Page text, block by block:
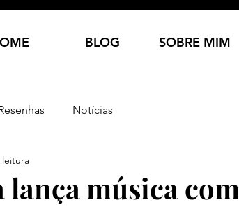
BLOG SOBRE MIM
Notícias
lança música com